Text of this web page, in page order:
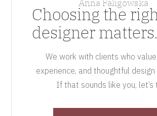
Anna Faligowska
Choosing the
designer matters.
We work with clients who
experience, and thoughtful design
If that sounds like you, let’s